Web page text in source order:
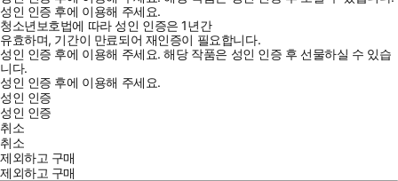
성인 인증 후에 이용해 주세요.
청소년보호법에 따라 성인 인증은 1년간
유효하며, 기간이 만료되어 재인증이 필요합니다.
성인 인증 후에 이용해 주세요.해당 작품은 성인 인증 후 선물하실 수 있습
니다.
성인 인증 후에 이용해 주세요.
성인 인증
성인 인증
취소
취소
제외하고 구매
제외하고 구매